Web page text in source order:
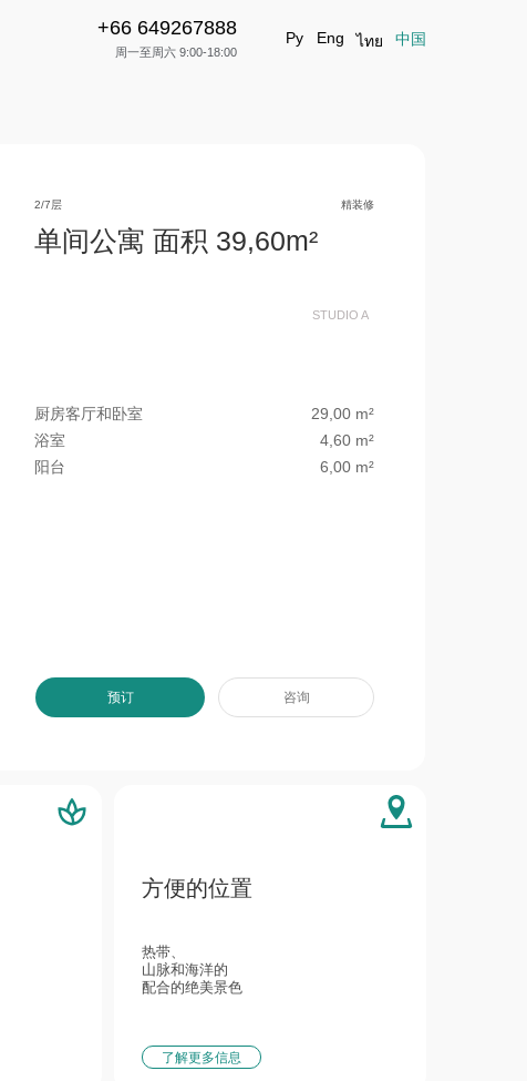
中国
ไทย
Eng
Ру
+66 649267888
周一至周六 9:00-18:00
+66 649267888 立即申请
STUDIO A
咨询
预订
6,00 m²
阳台
4,60 m²
浴室
29,00 m²
厨房客厅和卧室
精装修
2/7层
单间公寓 面积 39,60m²
了解更多信息
热带、
山脉和海洋的
配合的绝美景色
方便的位置